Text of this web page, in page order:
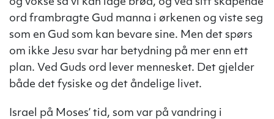
og vokse så vi kan lage brød, og ved sitt skapende
ord frambragte Gud manna i ørkenen og viste seg
som en Gud som kan bevare sine. Men det spørs
om ikke Jesu svar har betydning på mer enn ett
plan. Ved Guds ord lever mennesket. Det gjelder
både det fysiske og det åndelige livet.
Israel på Moses’ tid, som var på vandring i